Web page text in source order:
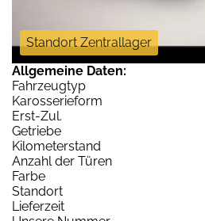
Standort Zentrallager
Allgemeine Daten:
Fahrzeugtyp
Karosserieform
Erst-Zul.
Getriebe
Kilometerstand
Anzahl der Türen
Farbe
Standort
Lieferzeit